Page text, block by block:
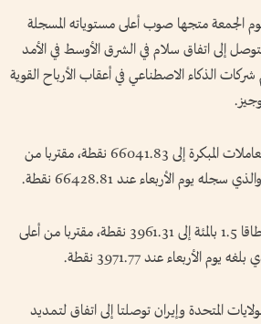
الجمعة متجها ​صوب أعلى مستوياته المسجلة
‌إلى اتفاق ​سلام في الشرق الأوسط في الأمد
الذكاء الاصطناعي في أعقاب الأرباح القوية
وتقدم نيكاي 2.1 بالمئة في التعاملات المبكرة إلى 66041.83 نقطة، مقتربا من
يوم الأربعاء عند 66428.81 نقطة.
وزاد المؤشر توبكس الأوسع نطاقا 1.5 بالمئة إلى 3961.31 نقطة، مقتربا من أعلى
الأربعاء عند 3971.77 ‌نقطة.
المتحدة وإيران توصلتا إلى اتفاق لتمديد